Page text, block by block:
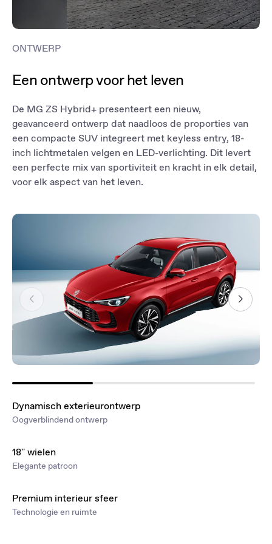
ONTWERP
Een ontwerp voor het leven
De MG ZS Hybrid+ presenteert een nieuw,
geavanceerd ontwerp dat naadloos de proporties van
een compacte SUV integreert met keyless entry, 18-
inch lichtmetalen velgen en LED-verlichting. Dit levert
een perfecte mix van sportiviteit en kracht in elk detail,
voor elk aspect van het leven.
Dynamisch exterieurontwerp
Oogverblindend ontwerp
18'' wielen
Elegante patroon
Premium interieur sfeer
Technologie en ruimte